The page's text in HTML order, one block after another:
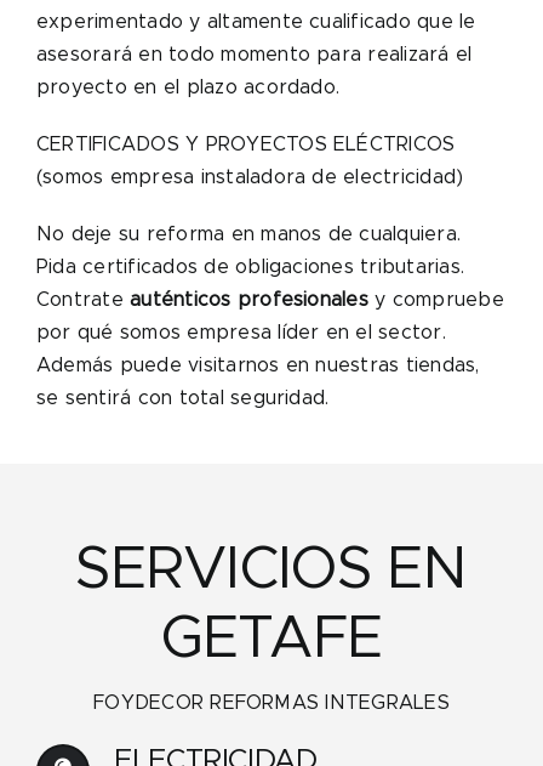
experimentado y altamente cualificado que le
asesorará en todo momento para realizará el
proyecto en el plazo acordado.
CERTIFICADOS Y PROYECTOS ELÉCTRICOS
(somos empresa instaladora de electricidad)
No deje su reforma en manos de cualquiera.
Pida certificados de obligaciones tributarias.
Contrateauténticos profesionalesy compruebe
por qué somos empresa líder en el sector.
Además puede visitarnos en nuestras tiendas,
se sentirá con total seguridad.
SERVICIOS EN
GETAFE
FOYDECOR REFORMAS INTEGRALES